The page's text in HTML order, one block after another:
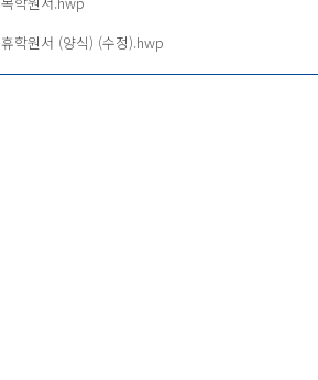
휴학원서 (양식) (수정).hwp